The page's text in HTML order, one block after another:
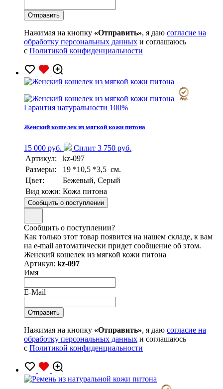
Нажимая на кнопку «Отправить», я даю согласие на
обработку персональных данных и соглашаюсь
с Политикой конфиденциальности
Гарантия натуральности 100%
Женский кошелек из мягкой кожи питона
15 000 руб.
Сплит 3 750 руб.
Артикул:
kz-097
Размеры:
19 *10,5 *3,5 см.
Цвет:
Бежевый, Серый
Вид кожи: Кожа питона
Сообщить о поступлении
Сообщить о поступлении?
Как только этот товар появится на нашем складе, к вам
на e-mail автоматически придет сообщение об этом.
Женский кошелек из мягкой кожи питона
Артикул: kz-097
Имя
E-Mail
Нажимая на кнопку «Отправить», я даю согласие на
обработку персональных данных и соглашаюсь
с Политикой конфиденциальности